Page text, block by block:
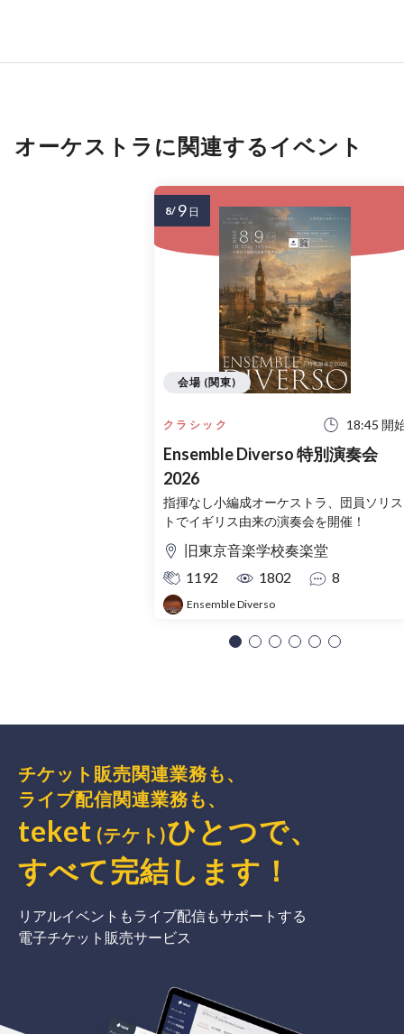
オーケストラに関連するイベント
クラシック 18:45 開
Ensemble Diverso 特別演奏会
2026
指揮なし小編成オーケストラ、団員ソリス
トでイギリス由来の演奏会を開催！
旧東京音楽学校奏楽堂
1192
1802 8
Ensemble Diverso
会場 (関東)
8/ 9 日
チケット販売関連業務も、
ライブ配信関連業務も、
teket (テケト)ひとつで、
すべて完結 します ！
リアルイベントもライブ配信もサポートする
電子チケット販売サービス